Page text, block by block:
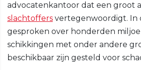
advocatenkantoor dat een groot
slachtoffers vertegenwoordigt. In
gesproken over honderden
schikkingen met onder andere
beschikbaar zijn gesteld voor